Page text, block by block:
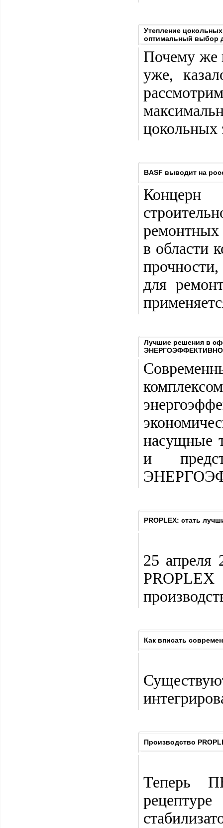
Утепление
оптимальный выбор
Почему же
уже,
цокольных
BASF выводит на
Концерн
в области
для
Лучшие решения в
насущные
и
PROPLEX: стать
25 апреля
Как вписать
Производство
Теперь